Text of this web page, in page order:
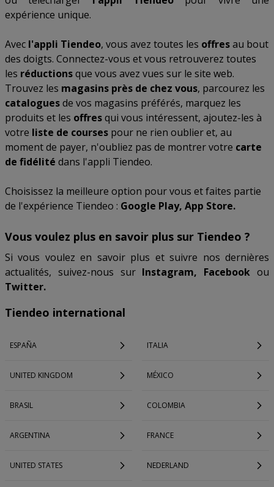
expérience unique.
Avec l'appli Tiendeo, vous avez toutes les offresau bout
des doigts. Connectez-vous et vous retrouverez toutes
les réductionsque vous avez vues sur le site web.
Trouvez les magasins près de chez vous, parcourez les
cataloguesde vos magasins préférés, marquez les
produits et les offresqui vous intéressent, ajoutez-les à
votre liste de courses pour ne rien oublier et, au
moment de payer, n'oubliez pas de montrer votre carte
de fidélité dans l'appli Tiendeo.
Choisissez la meilleure option pour vous et faites partie
de l'expérience Tiendeo : Google Play, App Store.
Vous voulez plus en savoir plus sur Tiendeo ?
Si vous voulez en savoir plus et suivre nos dernières
actualités, suivez-nous sur Instagram, Facebook ou
Twitter.
Tiendeo international
ESPAÑA ITALIA
UNITED KINGDOM MÉXICO
BRASIL COLOMBIA
ARGENTINA FRANCE
UNITED STATES NEDERLAND